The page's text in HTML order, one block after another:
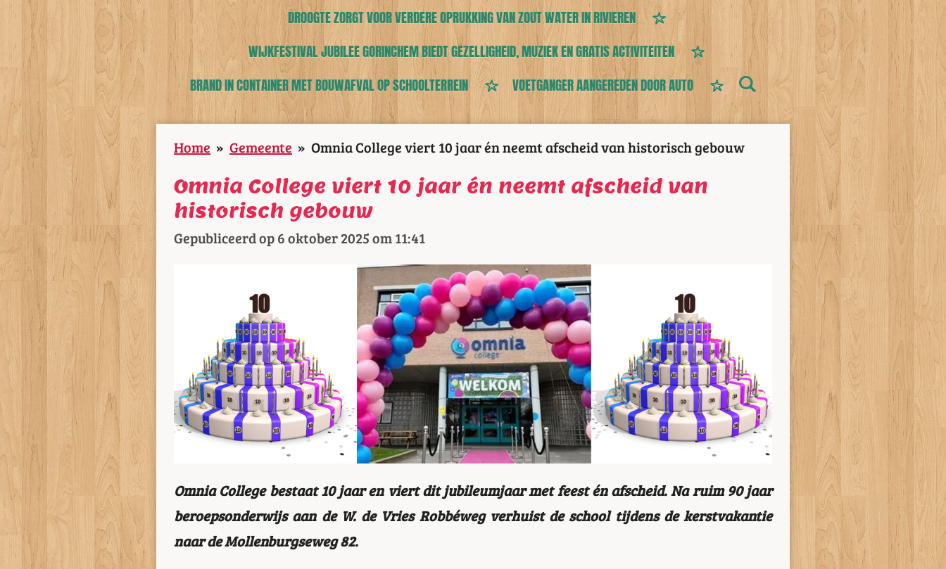
DROOGTE ZORGT VOOR VERDERE OPRUKKING VAN ZOUT WATER IN RIVIEREN
WIJKFESTIVAL JUBILEE GORINCHEM BIEDT GEZELLIGHEID, MUZIEK EN GRATIS ACTIVITEITEN
BRAND IN CONTAINER MET BOUWAFVAL OP SCHOOLTERREIN
VOETGANGER AANGEREDEN DOOR AUTO
Home » Gemeente » Omnia College viert 10 jaar én neemt afscheid van historisch gebouw
Omnia College viert 10 jaar én neemt afscheid van
historisch gebouw
Gepubliceerd op 6 oktober 2025 om 11:41
Omnia College bestaat 10 jaar en viert dit jubileumjaar met feest én afscheid. Na ruim 90 jaar
beroepsonderwijs aan de W. de Vries Robbéweg verhuist de school tijdens de kerstvakantie
naar de Mollenburgseweg 82.